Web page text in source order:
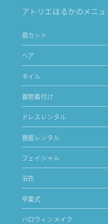
アトリエはるかのメニ
眉カット
ヘア
ネイル
着物着付け
ドレスレンタル
喪服レンタル
フェイシャル
浴衣
卒業式
ハロウィンメイク